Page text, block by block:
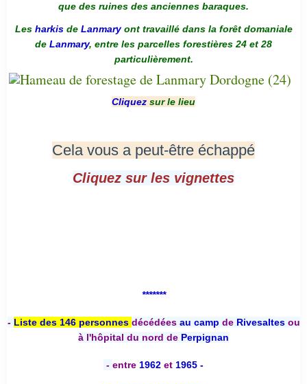
que des ruines des anciennes baraques.
Les harkis de Lanmaryont travaillé dans la forêt domaniale
de Lanmary, entre les parcelles forestières 24 et 28
particulièrement.
Cliquez sur le lieu
Cela vous a peut-être échappé
Cliquez sur les vignettes
*******
- Liste des 146 personnes décédées au camp deRivesaltesou
à l'hôpital du nord de Perpignan
- entre 1962 et 1965 -